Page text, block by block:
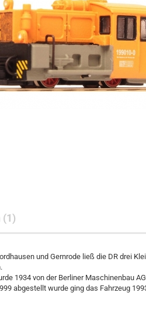
(1)
und Gernrode ließ die DR drei
1934 von der Berliner Maschinenbau
abgestellt wurde ging das Fahrzeug